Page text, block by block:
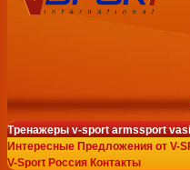
Тренажеры v-sport armssport
Интересные Предложения от V-
V-Sport Россия Контакты